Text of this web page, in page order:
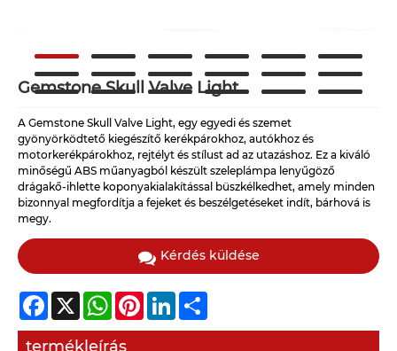
Gemstone Skull Valve Light
A Gemstone Skull Valve Light, egy egyedi és szemet
gyönyörködtető kiegészítő kerékpárokhoz, autókhoz és
motorkerékpárokhoz, rejtélyt és stílust ad az utazáshoz. Ez a kiváló
minőségű ABS műanyagból készült szeleplámpa lenyűgöző
drágakő-ihlette koponyakialakítással büszkélkedhet, amely minden
bizonnyal megfordítja a fejeket és beszélgetéseket indít, bárhová is
megy.
Kérdés küldése
Facebook
X WhatsAppPinterestLinkedIn
termékleírás